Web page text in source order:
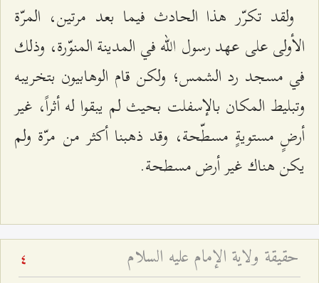
ولقد تكرّر هذا الحادث فيما بعد مرتين، المرّة
الأولى على عهد رسول الله في المدينة المنوّرة، وذلك
في مسجد رد الشمس؛ ولكن قام الوهابيون بتخريبه
وتبليط المكان بالإسفلت بحيث لم يبقوا له أثراً، غير
أرضٍ مستويةٍ مسطّحة، وقد ذهبنا أكثر من مرّة ولم
يكن هناك غير أرض مسطحة.
حقيقة ولاية الإمام عليه السلام 4